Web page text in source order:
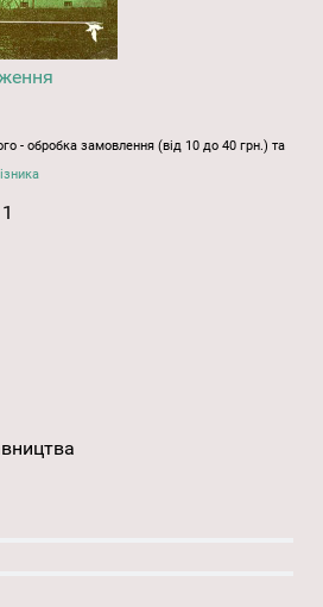
- обробка замовлення (від 10 до 40 грн.) та
1